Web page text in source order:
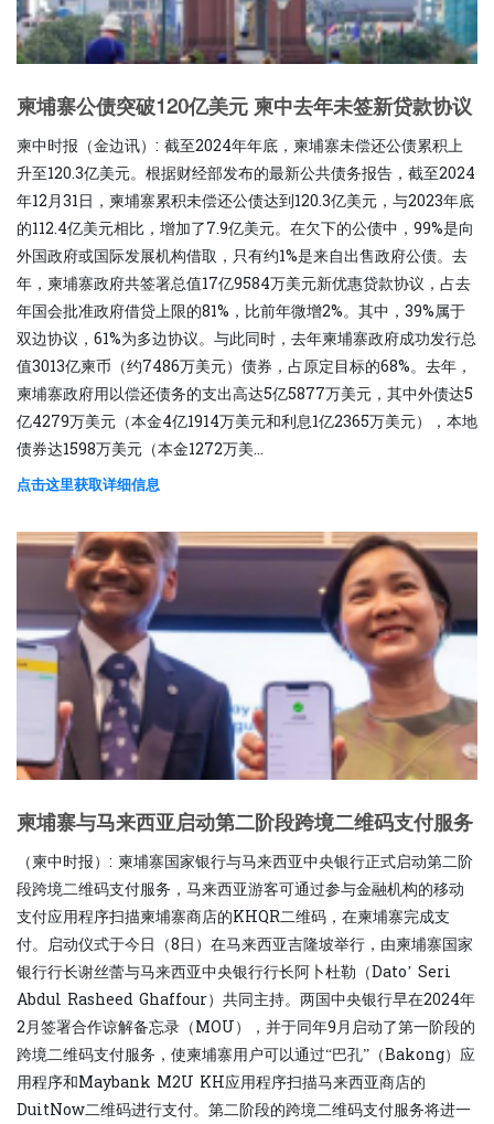
柬埔寨公债突破120亿美元 柬中去年未签新贷款协议
柬中时报（金边讯）: 截至2024年年底，柬埔寨未偿还公债累积上
升至120.3亿美元。根据财经部发布的最新公共债务报告，截至2024
年12月31日，柬埔寨累积未偿还公债达到120.3亿美元，与2023年底
的112.4亿美元相比，增加了7.9亿美元。在欠下的公债中，99%是向
外国政府或国际发展机构借取，只有约1%是来自出售政府公债。去
年，柬埔寨政府共签署总值17亿9584万美元新优惠贷款协议，占去
年国会批准政府借贷上限的81%，比前年微增2%。其中，39%属于
双边协议，61%为多边协议。与此同时，去年柬埔寨政府成功发行总
值3013亿柬币（约7486万美元）债券，占原定目标的68%。去年，
柬埔寨政府用以偿还债务的支出高达5亿5877万美元，其中外债达5
亿4279万美元（本金4亿1914万美元和利息1亿2365万美元），本地
债券达1598万美元（本金1272万美...
点击这里获取详细信息
柬埔寨与马来西亚启动第二阶段跨境二维码支付服务
（柬中时报）: 柬埔寨国家银行与马来西亚中央银行正式启动第二阶
段跨境二维码支付服务，马来西亚游客可通过参与金融机构的移动
支付应用程序扫描柬埔寨商店的KHQR二维码，在柬埔寨完成支
付。启动仪式于今日（8日）在马来西亚吉隆坡举行，由柬埔寨国家
银行行长谢丝蕾与马来西亚中央银行行长阿卜杜勒​​​​​​​​​​​​​​​​​​​​​​​​​​​​​​​​​​​（Dato’ Seri
Abdul Rasheed Ghaffour）共同主持。两国中央银行早在2024年
2月签署合作谅解备忘录（MOU），并于同年9月启动了第一阶段的
跨境二维码支付服务，使柬埔寨用户可以通过“巴孔”（Bakong）应
用程序和Maybank M2U KH应用程序扫描马来西亚商店的
DuitNow二维码进行支付。第二阶段的跨境二维码支付服务将进一